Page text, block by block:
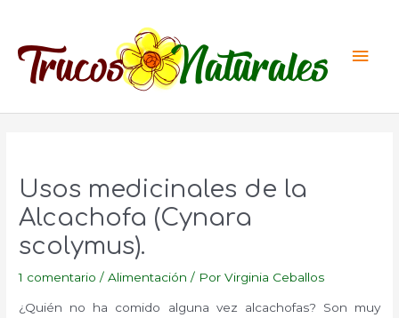
contenido
Usos medicinales de la
Alcachofa (Cynara
scolymus).
1 comentario /Alimentación / PorVirginia Ceballos
¿Quién no ha comido alguna vez alcachofas? Son muy